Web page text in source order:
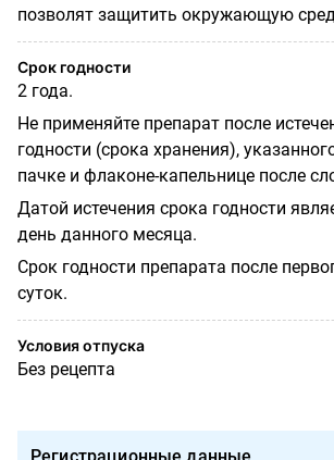
позволят защитить окружающую
Срок годности
2 года.
Не применяйте препарат после
годности (срока хранения),
пачке и флаконе-капельнице после
Датой истечения срока годности
день данного месяца.
Срок годности препарата после
суток.
Условия отпуска
Без рецепта